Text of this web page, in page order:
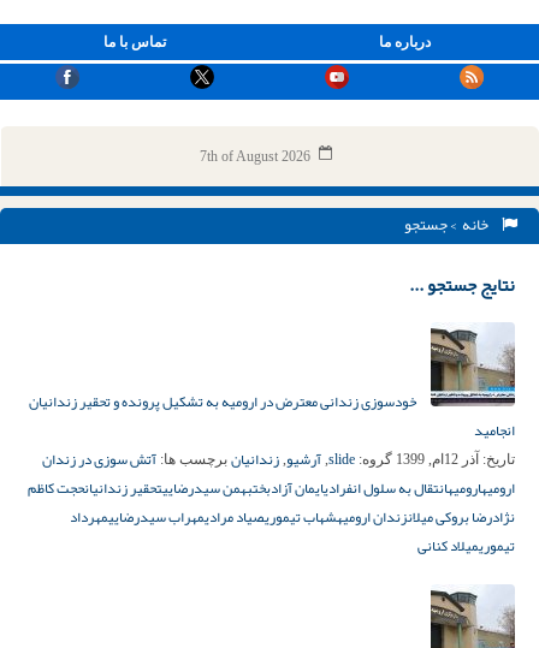
تماس با ما درباره ما
7th of August 2026
خانه > جستجو
نتایج جستجو ...
خودسوزی زندانی معترض در ارومیه به تشکیل پرونده و تحقیر زندانیان
انجامید
تاریخ: آذر 12ام, 1399 گروه: slide
, آرشیو, زندانیان برچسب ها: آتش سوزی در زندان
ارومیهارومیهانتقال به سلول انفرادیایمان آزادبختبهمن سیدرضاییتحقیر زندانیانحجت کاظم
نژادرضا بروکی میلانزندان ارومیهشهاب تیموریصیاد مرادیمهراب سیدرضاییمهرداد
تیموریمیلاد کنانی